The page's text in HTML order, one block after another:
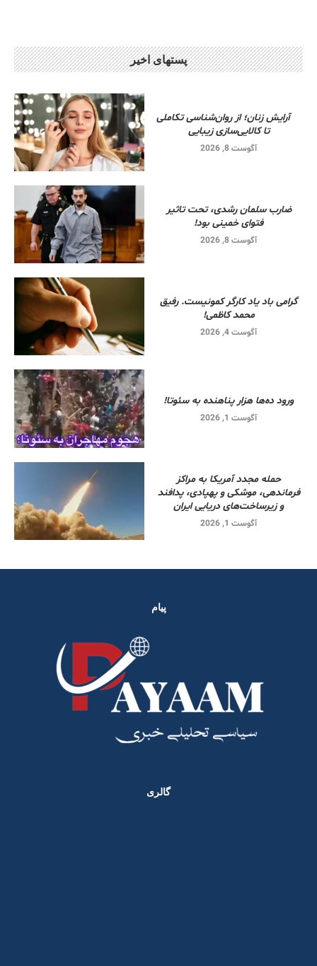
پستهای اخیر
آرایش زنان؛ از روان‌شناسی تکاملی
تا کالایی‌سازی زیبایی
آگوست 8, 2026
ضارب سلمان رشدی، تحت تاثیر
فتوای خمینی بود!
آگوست 8, 2026
گرامی باد یاد کارگر کمونیست. رفیق
محمد کاظمی!
آگوست 4, 2026
ورود ده‌ها هزار پناهنده به سئوتا!
آگوست 1, 2026
حمله مجدد آمریکا به مراکز
فرماندهی، موشکی و پهپادی، پدافند
و زیرساخت‌های دریایی ایران
آگوست 1, 2026
پیام
گالری